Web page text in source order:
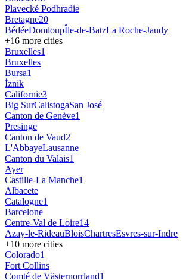
Plavecké Podhradie
Bretagne20
BédéeDomloupÎle-de-BatzLa Roche-Jaudy
+16 more cities
Bruxelles1
Bruxelles
Bursa1
İznik
Californie3
Big SurCalistogaSan José
Canton de Genève1
Presinge
Canton de Vaud2
L'AbbayeLausanne
Canton du Valais1
Ayer
Castille-La Manche1
Albacete
Catalogne1
Barcelone
Centre-Val de Loire14
Azay-le-RideauBloisChartresEsvres-sur-Indre
+10 more cities
Colorado1
Fort Collins
Comté de Västernorrland1